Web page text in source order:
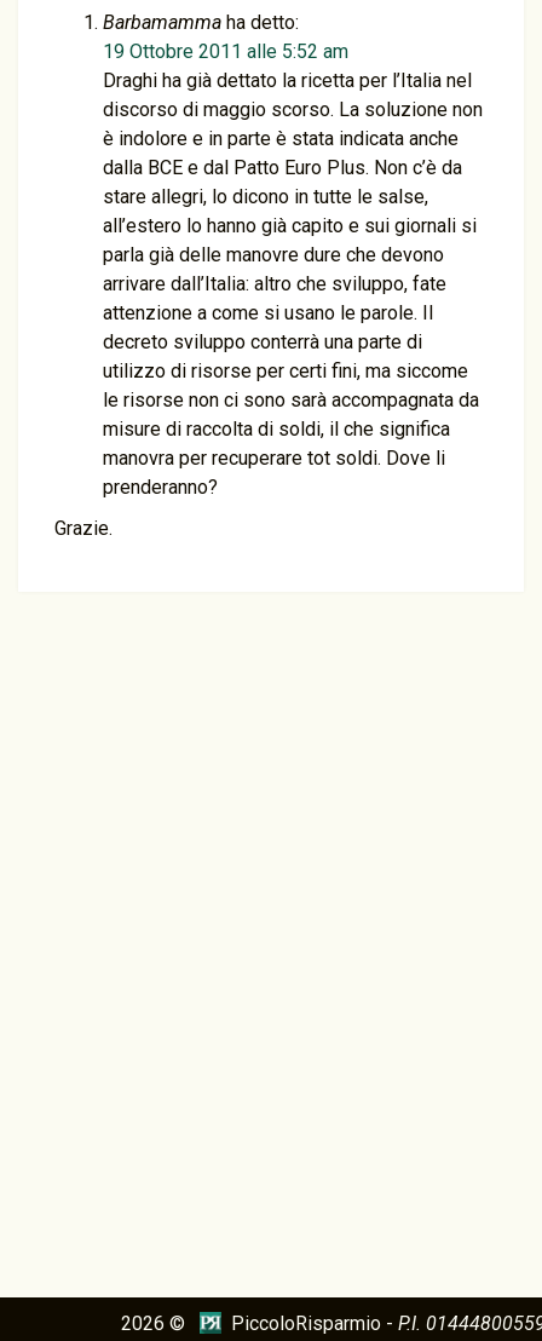
Barbamamma ha detto:
19 Ottobre 2011 alle 5:52 am
Draghi ha già dettato la ricetta per l’Italia nel
discorso di maggio scorso. La soluzione non
è indolore e in parte è stata indicata anche
dalla BCE e dal Patto Euro Plus. Non c’è da
stare allegri, lo dicono in tutte le salse,
all’estero lo hanno già capito e sui giornali si
parla già delle manovre dure che devono
arrivare dall’Italia: altro che sviluppo, fate
attenzione a come si usano le parole. Il
decreto sviluppo conterrà una parte di
utilizzo di risorse per certi fini, ma siccome
le risorse non ci sono sarà accompagnata da
misure di raccolta di soldi, il che significa
manovra per recuperare tot soldi. Dove li
prenderanno?
Grazie.
2026 © PiccoloRisparmio - P.I.